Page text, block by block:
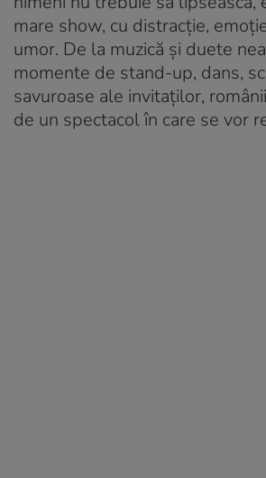
mare show, cu distracție,
umor. De la muzică și duete
momente de stand-up, dans,
savuroase ale invitaților,
de un spectacol în care se vor